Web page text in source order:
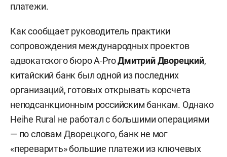
платежи.
Как сообщает руководитель практики
сопровождения международных проектов
адвокатского бюро A-ProДмитрий Дворецкий,
китайский банк был одной из последних
организаций, готовых открывать корсчета
неподсанкционным российским банкам. Однако
Heihe Rural не работал с большими операциями
— по словам Дворецкого, банк не мог
«переварить» большие платежи из ключевых